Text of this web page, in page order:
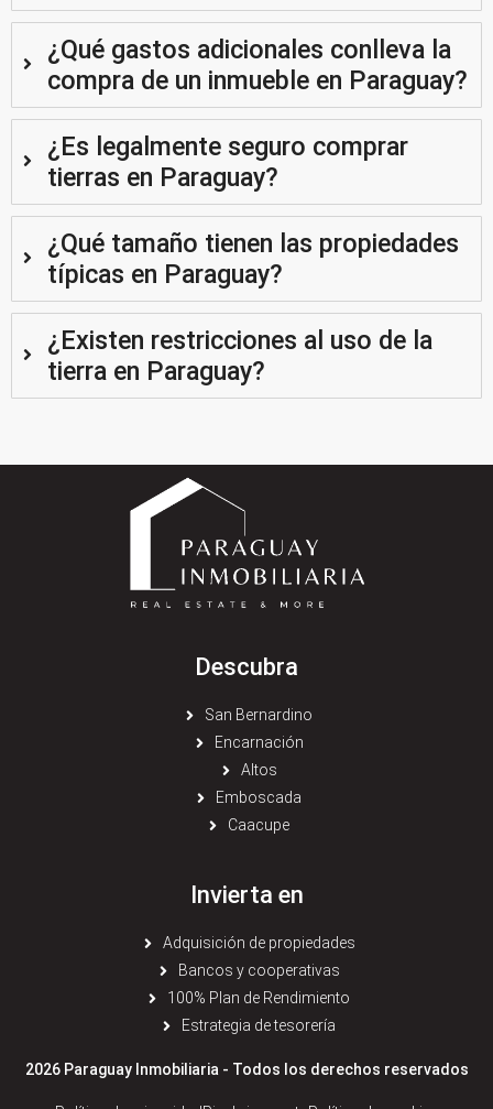
¿Qué gastos adicionales conlleva la
compra de un inmueble en Paraguay?
¿Es legalmente seguro comprar
tierras en Paraguay?
¿Qué tamaño tienen las propiedades
típicas en Paraguay?
¿Existen restricciones al uso de la
tierra en Paraguay?
Descubra
San Bernardino
Encarnación
Altos
Emboscada
Caacupe
Invierta en
Adquisición de propiedades
Bancos y cooperativas
100% Plan de Rendimiento
Estrategia de tesorería
2026 Paraguay Inmobiliaria - Todos los derechos reservados